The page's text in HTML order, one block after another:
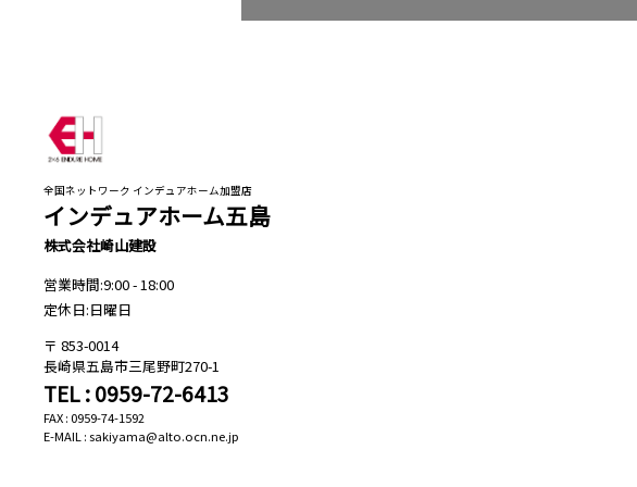
全国ネットワーク インデュアホーム加盟店
インデュアホーム五島
株式会社崎山建設
営業時間:9:00 - 18:00
定休日:日曜日
853-0014
長崎県五島市三尾野町270-1
TEL : 0959-72-6413
FAX : 0959-74-1592
E-MAIL : sakiyama@alto.ocn.ne.jp